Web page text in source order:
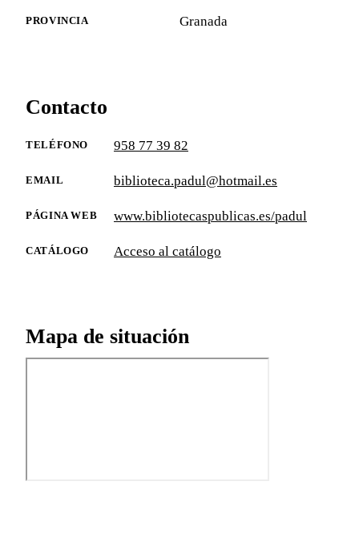
PROVINCIA Granada
Contacto
TELÉFONO 958 77 39 82
EMAIL biblioteca.padul@hotmail.es
PÁGINA WEB www.bibliotecaspublicas.es/padul
CATÁLOGO Acceso al catálogo
Mapa de situación